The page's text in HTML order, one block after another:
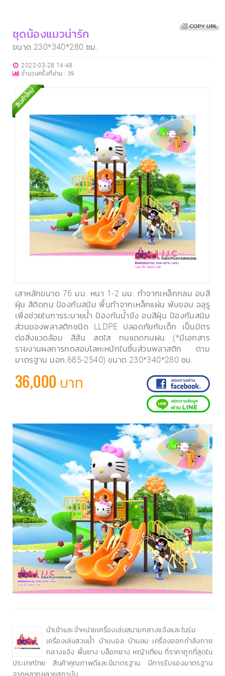
ชุดน้องแมวน่ารัก
ขนาด 230*340*280 ซม.
2022-03-28 14:48
จำนวนครั้งที่อ่าน : 39
เสาหลักขนาด 76 มม. หนา 1-2 มม. ทำจากเหล็กกลม อบสี
ฝุ่น สีติดทน ป้องกันสนิม พื้นทำจากเหล็กแผ่น พับขอบ ฉลุรู
เพื่อช่วยในการระบายน้ำ ป้องกันน้ำขัง อบสีฝุ่น ป้องกันสนิม
ส่วนของพลาสติกชนิด LLDPE ปลอดภัยกับเด็ก เป็นมิตร
ต่อสิ่งแวดล้อม สีสัน สดใส ทนแดดทนฝน (*มีเอกสาร
รายงานผลการทดสอบโลหะหนักในชิ้นส่วนพลาสติก ตาม
มาตรฐาน มอก.685-2540) ขนาด 230*340*280 ซม.
36,000 บาท
นำเข้าและจำหน่ายเครื่องเล่นสนามกลางแจ้งและในร่ม
เครื่องเล่นสวนน้ำ บ้านบอล บ้านลม เครื่องออกกำลังกาย
กลางแจ้ง พื้นยาง บล็อกยาง หญ้าเทียม ที่ราคาถูกที่สุดใน
ประเทศไทย สินค้าคุณภาพดีและมีมาตรฐาน มีการรับรองมาตรฐาน
จากหลากหลายสถาบัน.